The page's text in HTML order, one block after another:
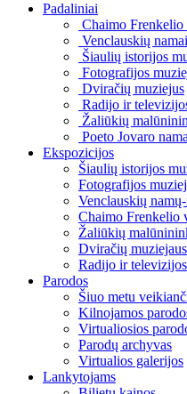
Padaliniai
Chaimo
Venclauskių
Šiaulių istorijos
Fotografijos
Dviračių muziejus
Radijo ir
Žaliūkių
Poeto Jovaro
Ekspozicijos
Šiaulių istorijos
Fotografijos
Venclauskių
Chaimo Frenkelio
Žaliūkių
Dviračių
Radijo ir
Parodos
Šiuo metu
Kilnojamos
Virtualiosios
Parodų archyvas
Virtualios galerijos
Lankytojams